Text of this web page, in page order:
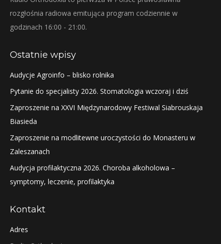
rozgłośnia radiowa emitująca program codziennie w
godzinach 16:00 - 21:00.
Ostatnie wpisy
Audycje Agroinfo – blisko rolnika
Pytanie do specjalisty 2026. Stomatologia wczoraj i dziś
Zaproszenie na XXVI Międzynarodowy Festiwal Siabrouskaja
Biasieda
Zaproszenie na modlitewne uroczystości do Monasteru w
Zaleszanach
Audycja profilaktyczna 2026. Choroba alkoholowa –
symptomy, leczenie, profilaktyka
Kontakt
Adres